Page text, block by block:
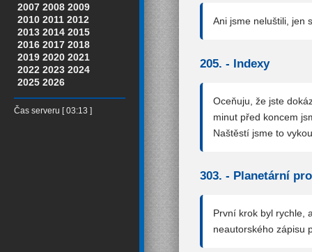
2007 2008 2009
2010 2011 2012
2013 2014 2015
2016 2017 2018
2019 2020 2021
2022 2023 2024
2025 2026
Čas serveru [ 03:13 ]
Ani jsme neluštili, jen
205. - Indexy
Oceňuju, že jste
minut před koncem
Naštěstí jsme to
303. - Planetární
První krok byl rychle,
neautorského zápisu